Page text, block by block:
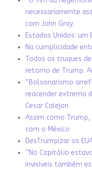
necessariamente
com John Gray
Estados Unidos: um
Na cumplicidade
Todos os truques
retorno de Trump.
“Bolsonarismo
reacender extrema
Cesar Calejon
Assim como
com o México
DesTrumpizar os
“No Capitólio
invisíveis também